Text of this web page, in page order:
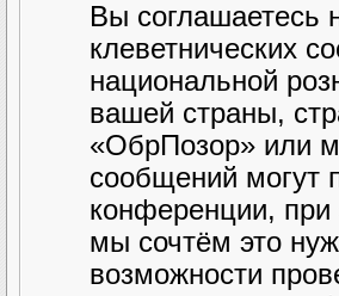
Вы соглашаетесь
клеветнических
национальной
вашей страны,
«ОбрПозор» или
сообщений могут
конференции, при
мы сочтём это
возможности